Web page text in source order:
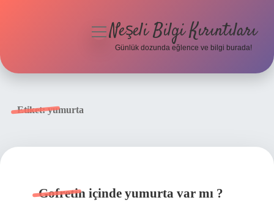
menüyüNeşeli Bilgi Kırıntıları
Günlük dozunda eğlence ve bilgi burada!
Etiket:yumurta
Gofretin içinde yumurta var mı ?